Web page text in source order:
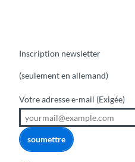
Inscription newsletter
(seulement en allemand)
Votre adresse e-mail (Exigée)
soumettre